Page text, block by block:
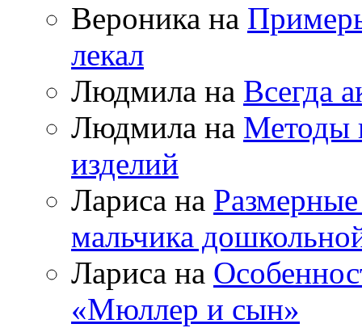
Вероника на
лекал
Людмила на Всегда
Людмила на Методы
изделий
Лариса на
мальчика
Лариса на
«Мюллер и сын»